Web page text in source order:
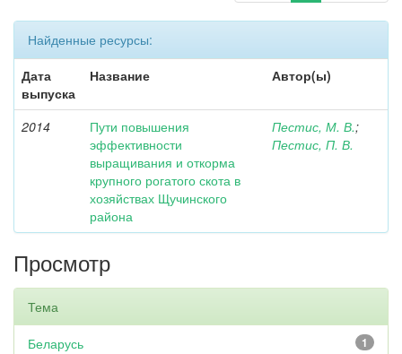
Найденные ресурсы:
Дата
выпуска
Название Автор(ы)
2014
Пути повышения
эффективности
выращивания и откорма
крупного рогатого скота в
хозяйствах Щучинского
района
Пестис, М. В.;
Пестис, П. В.
Просмотр
Тема
1
Беларусь